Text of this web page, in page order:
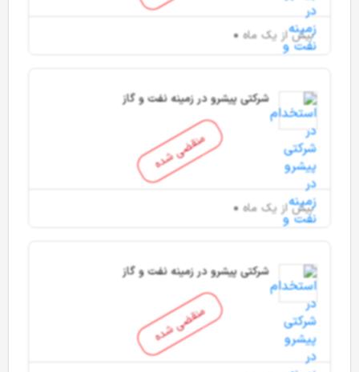
بیش از یک ماه
منقضی شده
شرکتی پیشرو در زمینه نفت و گاز
بیش از یک ماه
منقضی شده
شرکتی پیشرو در زمینه نفت و گاز